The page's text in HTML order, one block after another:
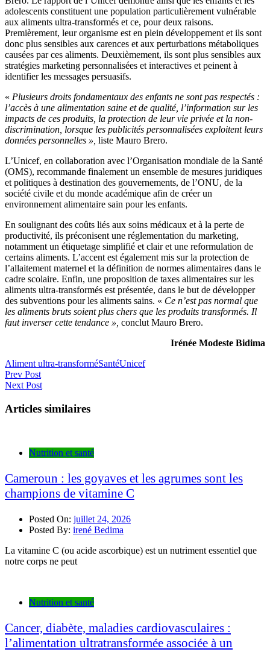
adolescents constituent une population particulièrement vulnérable
aux aliments ultra-transformés et ce, pour deux raisons.
Premièrement, leur organisme est en plein développement et ils sont
donc plus sensibles aux carences et aux perturbations métaboliques
causées par ces aliments. Deuxièmement, ils sont plus sensibles aux
stratégies marketing personnalisées et interactives et peinent à
identifier les messages persuasifs.
« Plusieurs droits fondamentaux des enfants ne sont pas respectés :
l’accès à une alimentation saine et de qualité, l’information sur les
impacts de ces produits, la protection de leur vie privée et la non-
discrimination, lorsque les publicités personnalisées exploitent leurs
données personnelles », liste Mauro Brero.
L’Unicef, en collaboration avec l’Organisation mondiale de la Santé
(OMS), recommande finalement un ensemble de mesures juridiques
et politiques à destination des gouvernements, de l’ONU, de la
société civile et du monde académique afin de créer un
environnement alimentaire sain pour les enfants.
En soulignant des coûts liés aux soins médicaux et à la perte de
productivité, ils préconisent une réglementation du marketing,
notamment un étiquetage simplifié et clair et une reformulation de
certains aliments. L’accent est également mis sur la protection de
l’allaitement maternel et la définition de normes alimentaires dans le
cadre scolaire. Enfin, une proposition de taxes alimentaires sur les
aliments ultra-transformés est présentée, dans le but de développer
des subventions pour les aliments sains. « Ce n’est pas normal que
les aliments bruts soient plus chers que les produits transformés. Il
faut inverser cette tendance », conclut Mauro Brero.
Irénée Modeste Bidima
Aliment ultra-transforméSantéUnicef
Navigation
de
l’article
Prev Post
Next Post
Articles similaires
Nutrition et santé
Cameroun : les goyaves et les agrumes sont les
champions de vitamine C
Posted On: juillet 24, 2026
Posted By: irené Bedima
La vitamine C (ou acide ascorbique) est un nutriment essentiel que
notre corps ne peut
Nutrition et santé
Cancer, diabète, maladies cardiovasculaires :
l’alimentation ultratransformée associée à un